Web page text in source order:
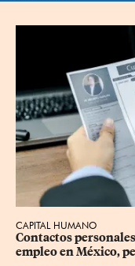
CAPITAL HUMANO
Contactos
empleo en México,